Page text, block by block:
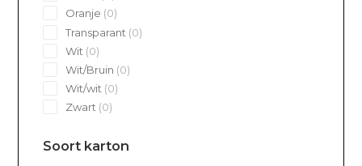
products
Oranje 00
products
Transparant 00
Wit 00
products
Wit/Bruin 00
Wit/wit 00
Zwart 00
Soort karton